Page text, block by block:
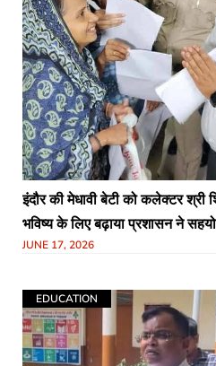
इंदौर की मेधावी बेटी को कलेक्टर श्री
भविष्य के लिए बढ़ाया प्रशासन ने
किसी को मिली आर्थिक
JUNE 17, 2026
EDUCATION